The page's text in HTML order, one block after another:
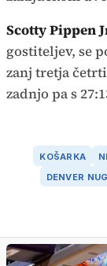
Scotty Pippen
gostiteljev, se
zanj tretja
zadnjo pa s
KOŠARKA
DENVER